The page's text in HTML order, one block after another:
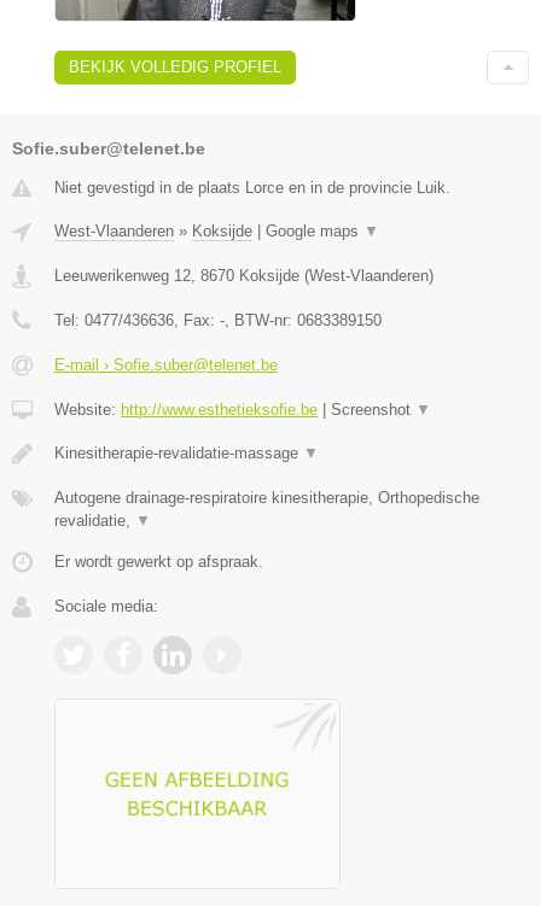
BEKIJK VOLLEDIG PROFIEL
Sofie.suber@telenet.be
Niet gevestigd in de plaats Lorce en in de provincie Luik.
West-Vlaanderen » Koksijde | Google maps ▼
Leeuwerikenweg 12 8670 Koksijde (West-Vlaanderen)
Tel: 0477/436636 , Fax: - , BTW-nr: 0683389150
E-mail › Sofie.suber@telenet.be
Website: http://www.esthetieksofie.be | Screenshot ▼
Kinesitherapie-revalidatie-massage ▼
Autogene drainage-respiratoire kinesitherapie, Orthopedische
revalidatie,
▼
Er wordt gewerkt op afspraak.
Sociale media: